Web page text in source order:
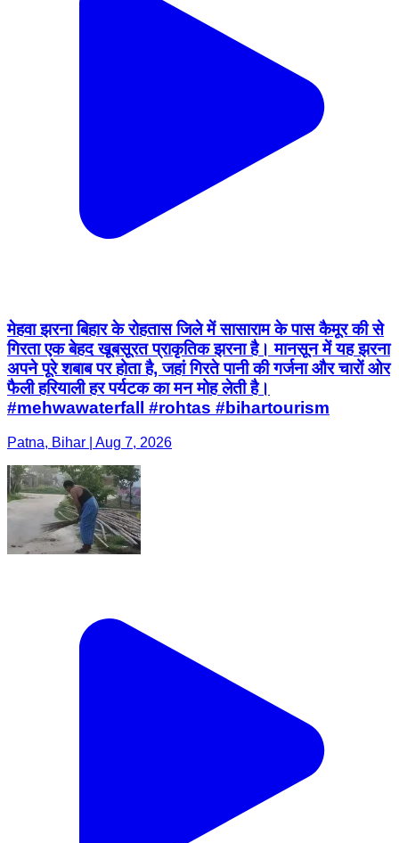
मेहवा झरना बिहार के रोहतास जिले में सासाराम के पास कैमूर की से
गिरता एक बेहद खूबसूरत प्राकृतिक झरना है। मानसून में यह झरना
अपने पूरे शबाब पर होता है, जहां गिरते पानी की गर्जना और चारों ओर
फैली हरियाली हर पर्यटक का मन मोह लेती है।
#mehwawaterfall #rohtas #bihartourism
Patna, Bihar | Aug 7, 2026